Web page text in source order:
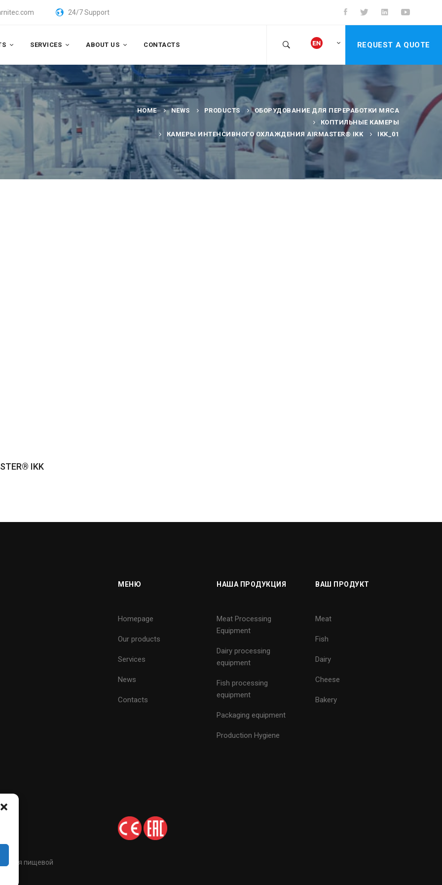
24/7 Support
SERVICES ABOUT US CONTACTS REQUEST A QUOTE
HOME NEWS PRODUCTS
ОБОРУДОВАНИЕ ДЛЯ ПЕРЕРАБОТКИ МЯСА
КОПТИЛЬНЫЕ КАМЕРЫ
КАМЕРЫ ИНТЕНСИВНОГО ОХЛАЖДЕНИЯ AIRMASTER® IKK
IKK_01
IKK
МЕНЮ
Homepage
Our products
Services
News
Contacts
НАША ПРОДУКЦИЯ
Meat Processing
Equipment
Dairy processing
equipment
Fish processing
equipment
Packaging equipment
Production Hygiene
ВАШ ПРОДУКТ
Meat
Fish
Dairy
Cheese
Bakery
для пищевой